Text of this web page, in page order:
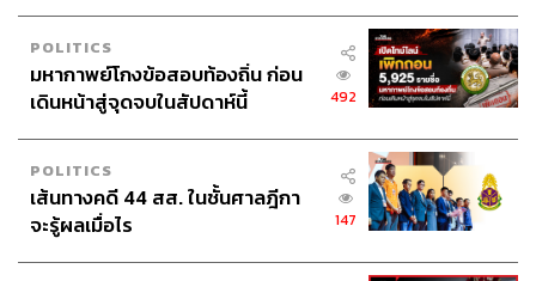
POLITICS
มหากาพย์โกงข้อสอบท้องถิ่น ก่อน
เดินหน้าสู่จุดจบในสัปดาห์นี้
492
POLITICS
เส้นทางคดี 44 สส. ในชั้นศาลฎีกา
จะรู้ผลเมื่อไร
147